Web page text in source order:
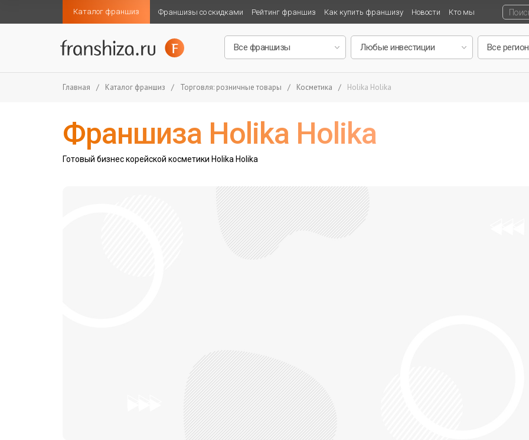
Каталог франшиз Франшизы со скидками Рейтинг франшиз Как купить франшизу Новости Кто мы
Главная / Каталог франшиз / Торговля: розничные товары / Косметика / Holika Holika
Франшиза Holika Holika
Готовый бизнес корейской косметики Holika Holika